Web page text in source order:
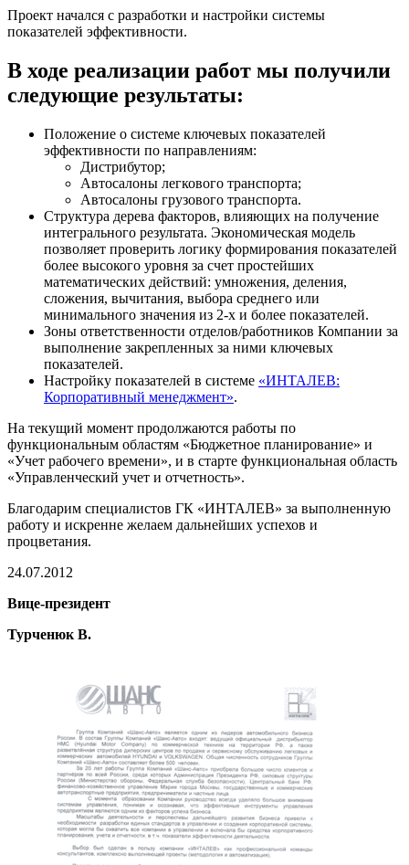
Проект начался с разработки и настройки системы
показателей эффективности.
В ходе реализации работ мы получили
следующие результаты:
Положение о системе ключевых показателей
эффективности по направлениям:
Дистрибутор;
Автосалоны легкового транспорта;
Автосалоны грузового транспорта.
Структура дерева факторов, влияющих на получение
интегрального результата. Экономическая модель
позволяет проверить логику формирования показателей
более высокого уровня за счет простейших
математических действий: умножения, деления,
сложения, вычитания, выбора среднего или
минимального значения из 2-х и более показателей.
Зоны ответственности отделов/работников Компании за
выполнение закрепленных за ними ключевых
показателей.
Настройку показателей в системе «ИНТАЛЕВ:
Корпоративный менеджмент».
На текущий момент продолжаются работы по
функциональным областям «Бюджетное планирование» и
«Учет рабочего времени», и в старте функциональная область
«Управленческий учет и отчетность».
Благодарим специалистов ГК «ИНТАЛЕВ» за выполненную
работу и искренне желаем дальнейших успехов и
процветания.
24.07.2012
Вице-президент
Турченюк В.